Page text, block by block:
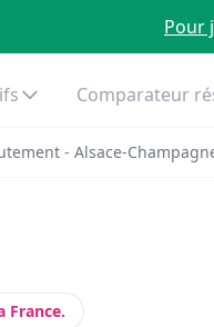
Pour
Comparateur
- Alsace-
France.